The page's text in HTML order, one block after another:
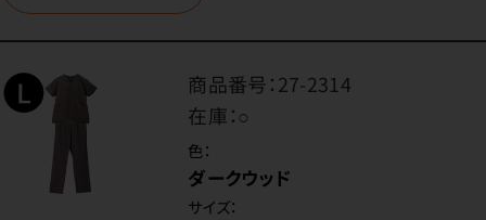
商品番号：27-2314
在庫：○
色：
ダークウッド
サイズ：